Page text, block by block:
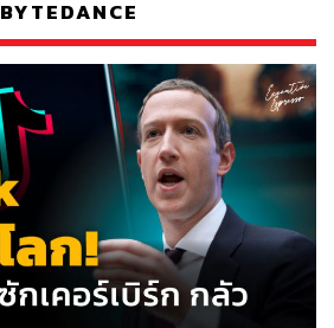
BYTEDANCE